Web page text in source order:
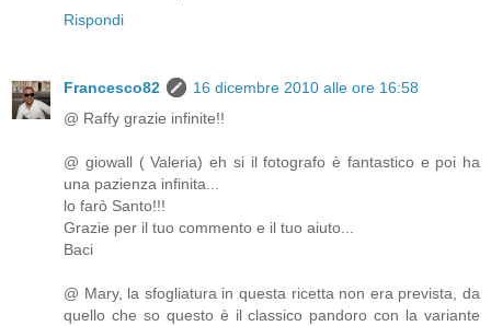
Rispondi
Francesco82
16 dicembre 2010 alle ore 16:58
@ Raffy grazie infinite!!
@ giowall ( Valeria) eh si il fotografo è fantastico e poi ha
una pazienza infinita...
lo farò Santo!!!
Grazie per il tuo commento e il tuo aiuto...
Baci
@ Mary, la sfogliatura in questa ricetta non era prevista, da
quello che so questo è il classico pandoro con la variante